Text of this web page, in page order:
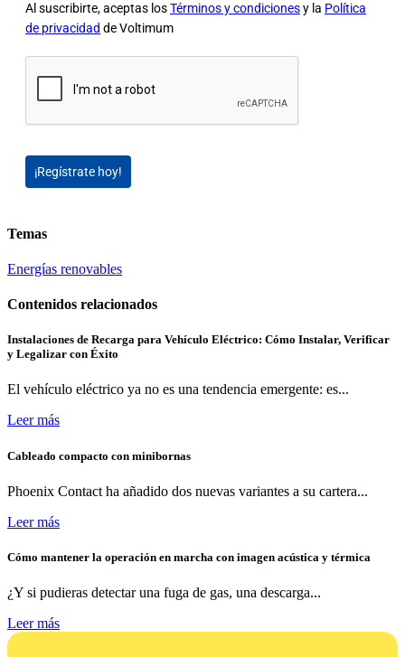
Al suscribirte, aceptas losTérminos y condicionesy la Política
de privacidad de Voltimum
¡Regístrate hoy!
Temas
Energías renovables
Contenidos relacionados
Instalaciones de Recarga para Vehículo Eléctrico: Cómo Instalar, Verificar
y Legalizar con Éxito
El vehículo eléctrico ya no es una tendencia emergente: es...
Leer más
Cableado compacto con minibornas
Phoenix Contact ha añadido dos nuevas variantes a su cartera...
Leer más
Cómo mantener la operación en marcha con imagen acústica y térmica
¿Y si pudieras detectar una fuga de gas, una descarga...
Leer más